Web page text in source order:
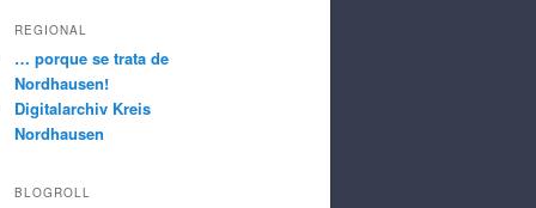
REGIONAL
… porque se trata de
Nordhausen!
Digitalarchiv Kreis
Nordhausen
BLOGROLL